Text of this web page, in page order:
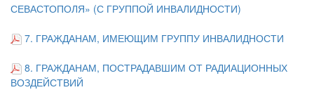
СЕВАСТОПОЛЯ» (С ГРУППОЙ ИНВАЛИДНОСТИ)
7. ГРАЖДАНАМ, ИМЕЮЩИМ ГРУППУ ИНВАЛИДНОСТИ
8. ГРАЖДАНАМ, ПОСТРАДАВШИМ ОТ РАДИАЦИОННЫХ
ВОЗДЕЙСТВИЙ